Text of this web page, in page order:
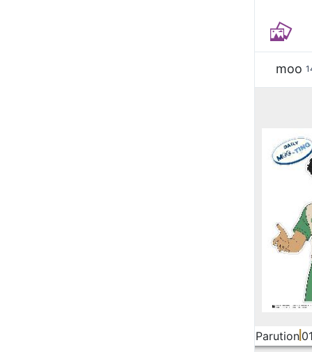
moo
Parution